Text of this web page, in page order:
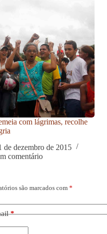
com lágrimas, recolhe
de dezembro de 2015
comentário
são marcados com*
*